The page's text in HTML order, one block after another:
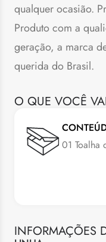
qualquer ocasião.
Produto com a
geração, a marca
querida do Brasil.
O QUE VOCÊ
01 Toalha
INFORMAÇÕES